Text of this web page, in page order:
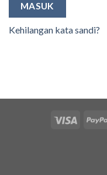
MASUK
Kehilangan kata sandi?